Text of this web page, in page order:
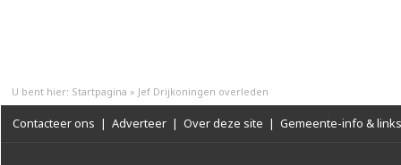
U bent hier: Startpagina » Jef Drijkoningen overleden
Contacteer ons | Adverteer | Over deze site | Gemeente-info & links